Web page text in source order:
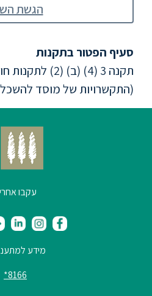
מתעניינים
סטודנטים
בוגרים
הגשת
סעיף הפטור בתקנות
תקנה 3 (4) (ב) (2)
(התקשרויות של מוסד להשכלה
עקבו
מידע
8166*